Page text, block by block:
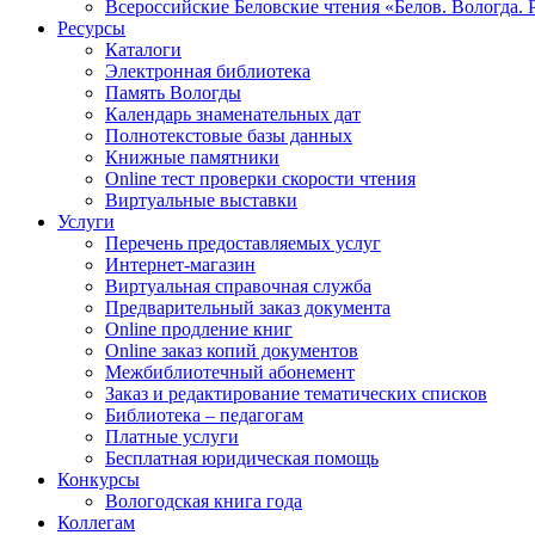
Всероссийские Беловские чтения «Белов. Вологда.
Ресурсы
Каталоги
Электронная библиотека
Память Вологды
Календарь знаменательных дат
Полнотекстовые базы данных
Книжные памятники
Online тест проверки скорости чтения
Виртуальные выставки
Услуги
Перечень предоставляемых услуг
Интернет-магазин
Виртуальная справочная служба
Предварительный заказ документа
Online продление книг
Online заказ копий документов
Межбиблиотечный абонемент
Заказ и редактирование тематических списков
Библиотека – педагогам
Платные услуги
Бесплатная юридическая помощь
Конкурсы
Вологодская книга года
Коллегам